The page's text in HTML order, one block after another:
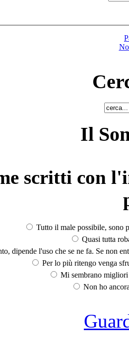
Il
scritti con
Tutto il male possibile, sono
Quasi tutta
dipende l'uso che se ne fa. Se non
Per lo più ritengo venga
Mi sembrano
Non ho